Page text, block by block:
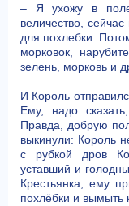
– Я ухожу в
величество,
для похлебки.
морковок,
зелень, морковь и
И Король
Ему, надо
Правда, добрую
выкинули: Король
с рубкой дров
уставший и
Крестьянка, ему
похлёбки и вымыть